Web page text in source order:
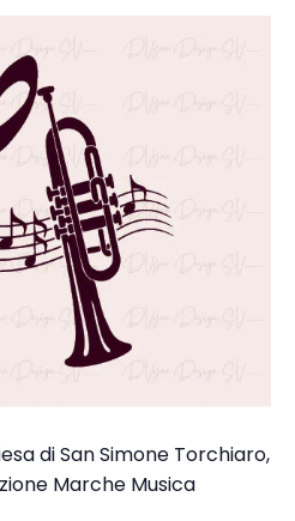
di San Simone Torchiaro,
Marche Musica